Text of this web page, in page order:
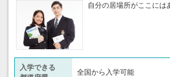
自分の居場所がここには
入学できる
全国から入学可能